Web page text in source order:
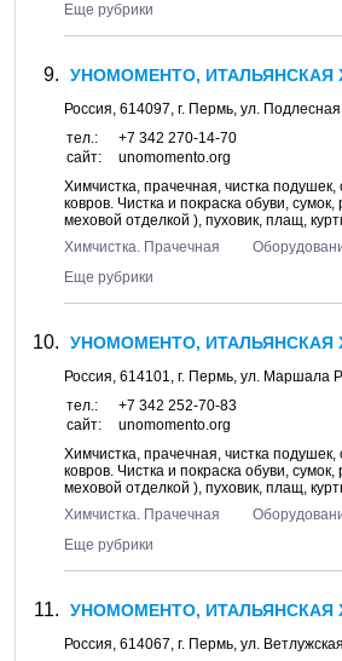
Еще рубрики
УНОМОМЕНТО, ИТАЛЬЯНСКАЯ
Россия, 614097, г. Пермь, ул.
тел.:
+7 342 270-14-70
сайт:
unomomento.org
Химчистка, прачечная, чистка
ковров. Чистка и покраска обуви,
меховой отделкой ), пуховик, плащ,
Химчистка. Прачечная
Еще рубрики
УНОМОМЕНТО, ИТАЛЬЯНСКАЯ
Россия, 614101, г. Пермь, ул. Маршала
тел.:
+7 342 252-70-83
сайт:
unomomento.org
Химчистка, прачечная, чистка
ковров. Чистка и покраска обуви,
меховой отделкой ), пуховик, плащ,
Химчистка. Прачечная
Еще рубрики
УНОМОМЕНТО, ИТАЛЬЯНСКАЯ
Россия, 614067, г. Пермь, ул.